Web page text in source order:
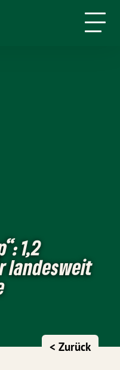
1,2
landesweit
< Zurück